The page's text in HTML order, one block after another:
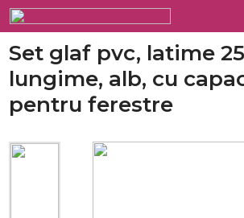
Set glaf pvc, latime
lungime, alb, cu
pentru ferestre